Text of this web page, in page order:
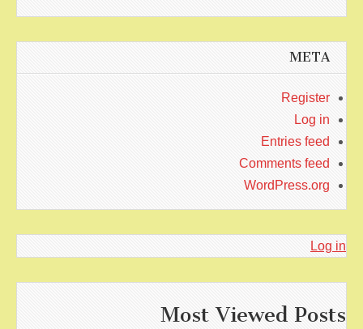
META
Register
Log in
Entries feed
Comments feed
WordPress.org
Log in
Most Viewed Posts